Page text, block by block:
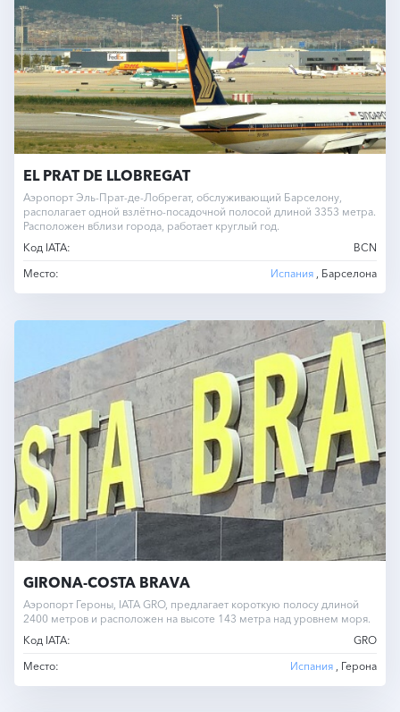
EL PRAT DE LLOBREGAT
Аэропорт Эль-Прат-де-Лобрегат, обслуживающий Барселону,
располагает одной взлётно-посадочной полосой длиной 3353 метра.
Расположен вблизи города, работает круглый год.
Код IATA:
BCN
Место:
Испания , Барселона
GIRONA-COSTA BRAVA
Аэропорт Героны, IATA GRO, предлагает короткую полосу длиной
2400 метров и расположен на высоте 143 метра над уровнем моря.
Код IATA:
GRO
Место:
Испания , Герона